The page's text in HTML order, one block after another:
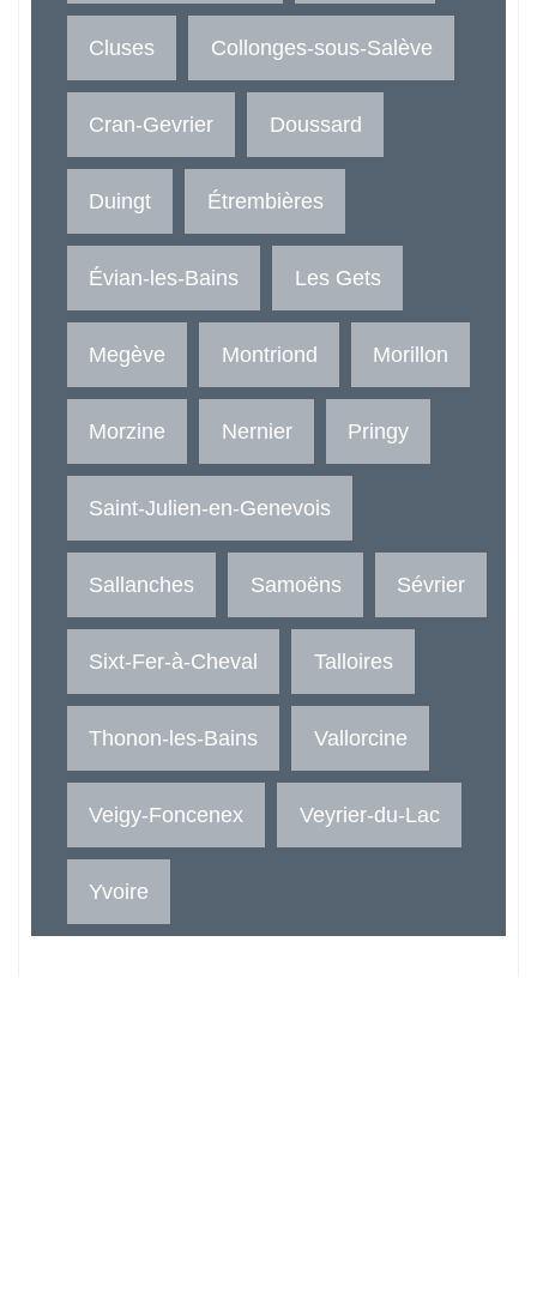
Cluses Collonges-sous-Salève
Cran-Gevrier Doussard
Duingt Étrembières
Évian-les-Bains Les Gets
Megève Montriond Morillon
Morzine Nernier Pringy
Saint-Julien-en-Genevois
Sallanches Samoëns Sévrier
Sixt-Fer-à-Cheval Talloires
Thonon-les-Bains Vallorcine
Veigy-Foncenex Veyrier-du-Lac
Yvoire